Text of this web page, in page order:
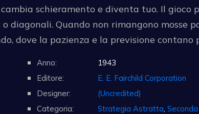
schieramento e diventa tuo. Il gioco
Quando non rimangono mosse
dove la pazienza e la previsione contano
Anno:
1943
Editore:
E. E. Fairchild Corporation
Designer:
(Uncredited)
Categoria:
Strategia Astratta